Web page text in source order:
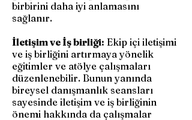
birbirini daha iyi anlamasını
sağlanır.
İletişim ve İş birliği: Ekip içi iletişimi
ve iş birliğini artırmaya yönelik
eğitimler ve atölye çalışmaları
düzenlenebilir. Bunun yanında
bireysel danışmanlık seansları
sayesinde iletişim ve iş birliğinin
önemi hakkında da çalışmalar